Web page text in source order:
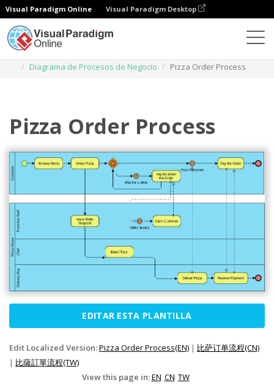
Visual Paradigm Online Visual Paradigm Desktop
Diagrama de Procesos de Negocio
Pizza Order Process
Pizza Order Process
EDITAR ESTA PLANTILLA
Edit Localized Version:Pizza Order Process(EN) | 比萨订单流程(CN)
| 比薩訂單流程(TW)
View this page in:EN CN TW